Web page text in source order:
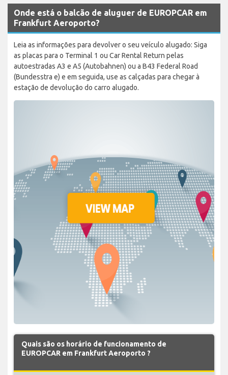
Onde está o balcão de aluguer de EUROPCAR em
Frankfurt Aeroporto?
Leia as informações para devolver o seu veículo alugado: Siga
as placas para o Terminal 1 ou Car Rental Return pelas
autoestradas A3 e A5 (Autobahnen) ou a B43 Federal Road
(Bundesstra e) e em seguida, use as calçadas para chegar à
estação de devolução do carro alugado.
Quais são os horário de funcionamento de
EUROPCAR em Frankfurt Aeroporto ?